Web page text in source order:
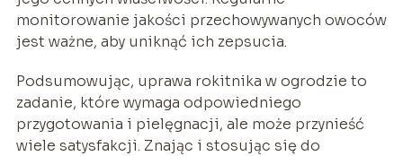
monitorowanie jakości przechowywanych owoców
jest ważne, aby uniknąć ich zepsucia.
Podsumowując, uprawa rokitnika w ogrodzie to
zadanie, które wymaga odpowiedniego
przygotowania i pielęgnacji, ale może przynieść
wiele satysfakcji. Znając i stosując się do